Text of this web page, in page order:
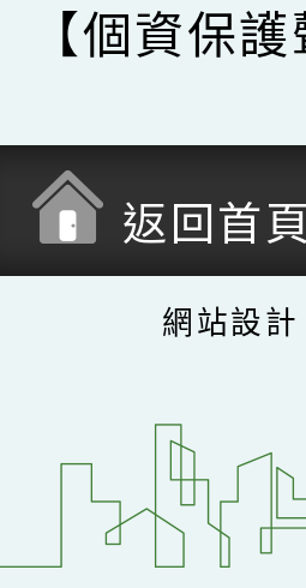
【個資保護
返回首頁
網站設